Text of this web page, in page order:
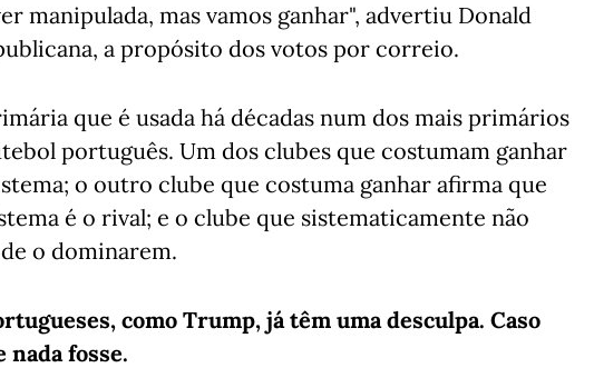
manipulada, mas vamos ganhar", advertiu Donald
a propósito dos votos por correio.
que é usada há décadas num dos mais primários
português. Um dos clubes que costumam ganhar
o outro clube que costuma ganhar afirma que
é o rival; e o clube que sistematicamente não
o dominarem.
como Trump, já têm uma desculpa. Caso
nada fosse.